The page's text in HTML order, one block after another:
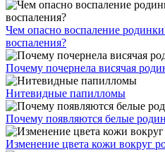
Чем опасно воспаление
воспаления?
Почему почернела висячая
Нитевидные папилломы
Почему появляются белые
Изменение цвета кожи вокруг